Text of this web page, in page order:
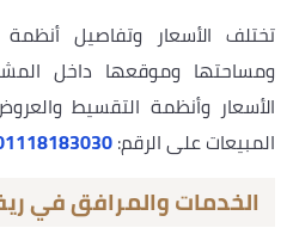
تختلف الأسعار وتفاصيل
ومساحتها وموقعها داخل
الأسعار وأنظمة التقسيط
المبيعات على الرقم:
الخدمات والمرافق في